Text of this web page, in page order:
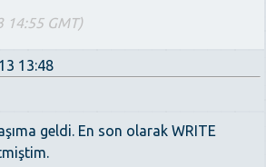
14:55 GMT)
13:48
geldi. En son olarak WRITE